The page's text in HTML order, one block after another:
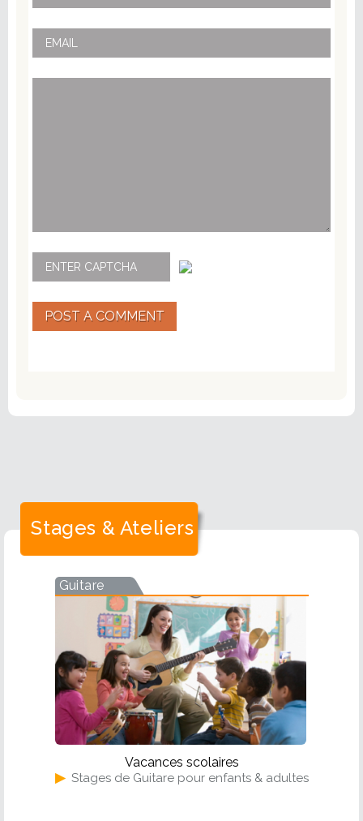
POST A COMMENT
Stages & Ateliers
Guitare
Vacances scolaires
▶ Stages de Guitare pour enfants & adultes